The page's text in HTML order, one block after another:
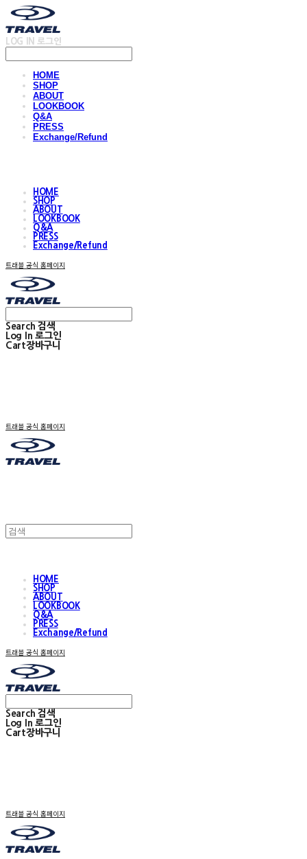
LOG IN 로그인
HOME
SHOP
ABOUT
LOOKBOOK
Q&A
PRESS
Exchange/Refund
HOME
SHOP
ABOUT
LOOKBOOK
Q&A
PRESS
Exchange/Refund
트래블 공식 홈페이지
Search 검색
Log In 로그인
Cart장바구니
트래블 공식 홈페이지
HOME
SHOP
ABOUT
LOOKBOOK
Q&A
PRESS
Exchange/Refund
트래블 공식 홈페이지
Search 검색
Log In 로그인
Cart장바구니
트래블 공식 홈페이지